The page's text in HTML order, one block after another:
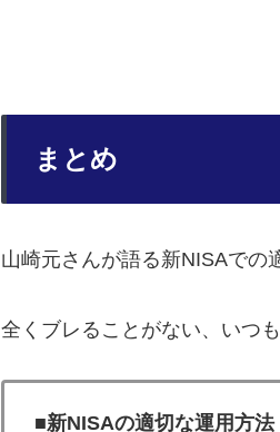
まとめ
山崎元さんが語る新NISAでの
全くブレることがない、いつ
■新NISAの適切な運用方法